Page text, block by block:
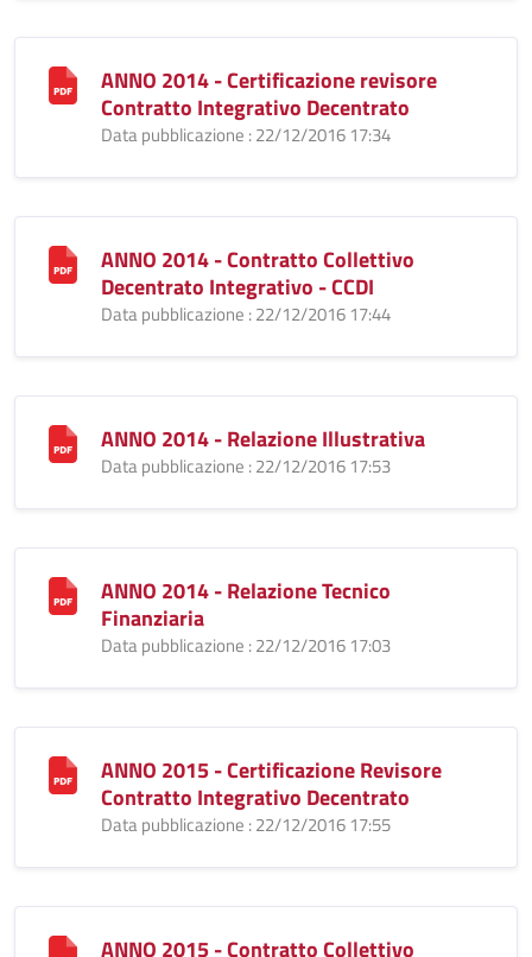
ANNO 2014 - Certificazione revisore
Contratto Integrativo Decentrato
Data pubblicazione : 22/12/2016 17:34
ANNO 2014 - Contratto Collettivo
Decentrato Integrativo - CCDI
Data pubblicazione : 22/12/2016 17:44
ANNO 2014 - Relazione Illustrativa
Data pubblicazione : 22/12/2016 17:53
ANNO 2014 - Relazione Tecnico
Finanziaria
Data pubblicazione : 22/12/2016 17:03
ANNO 2015 - Certificazione Revisore
Contratto Integrativo Decentrato
Data pubblicazione : 22/12/2016 17:55
ANNO 2015 - Contratto Collettivo